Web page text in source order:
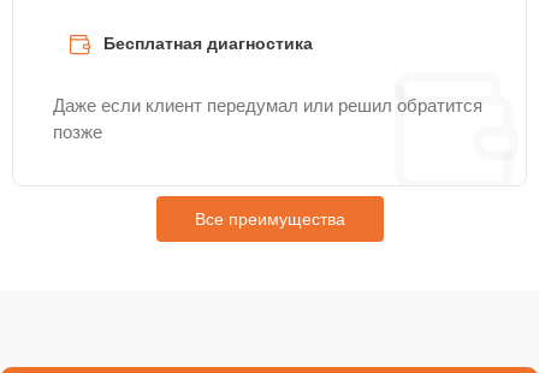
Бесплатная диагностика
Даже если клиент передумал или решил обратится
позже
Все преимущества